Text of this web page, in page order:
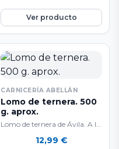
de cerdo es…
Ver producto
CARNICERÍA ABELLÁN
Lomo de ternera. 500
g. aprox.
Lomo de ternera de Ávila. A la
aproximadamente. Carne de…
12,99 €